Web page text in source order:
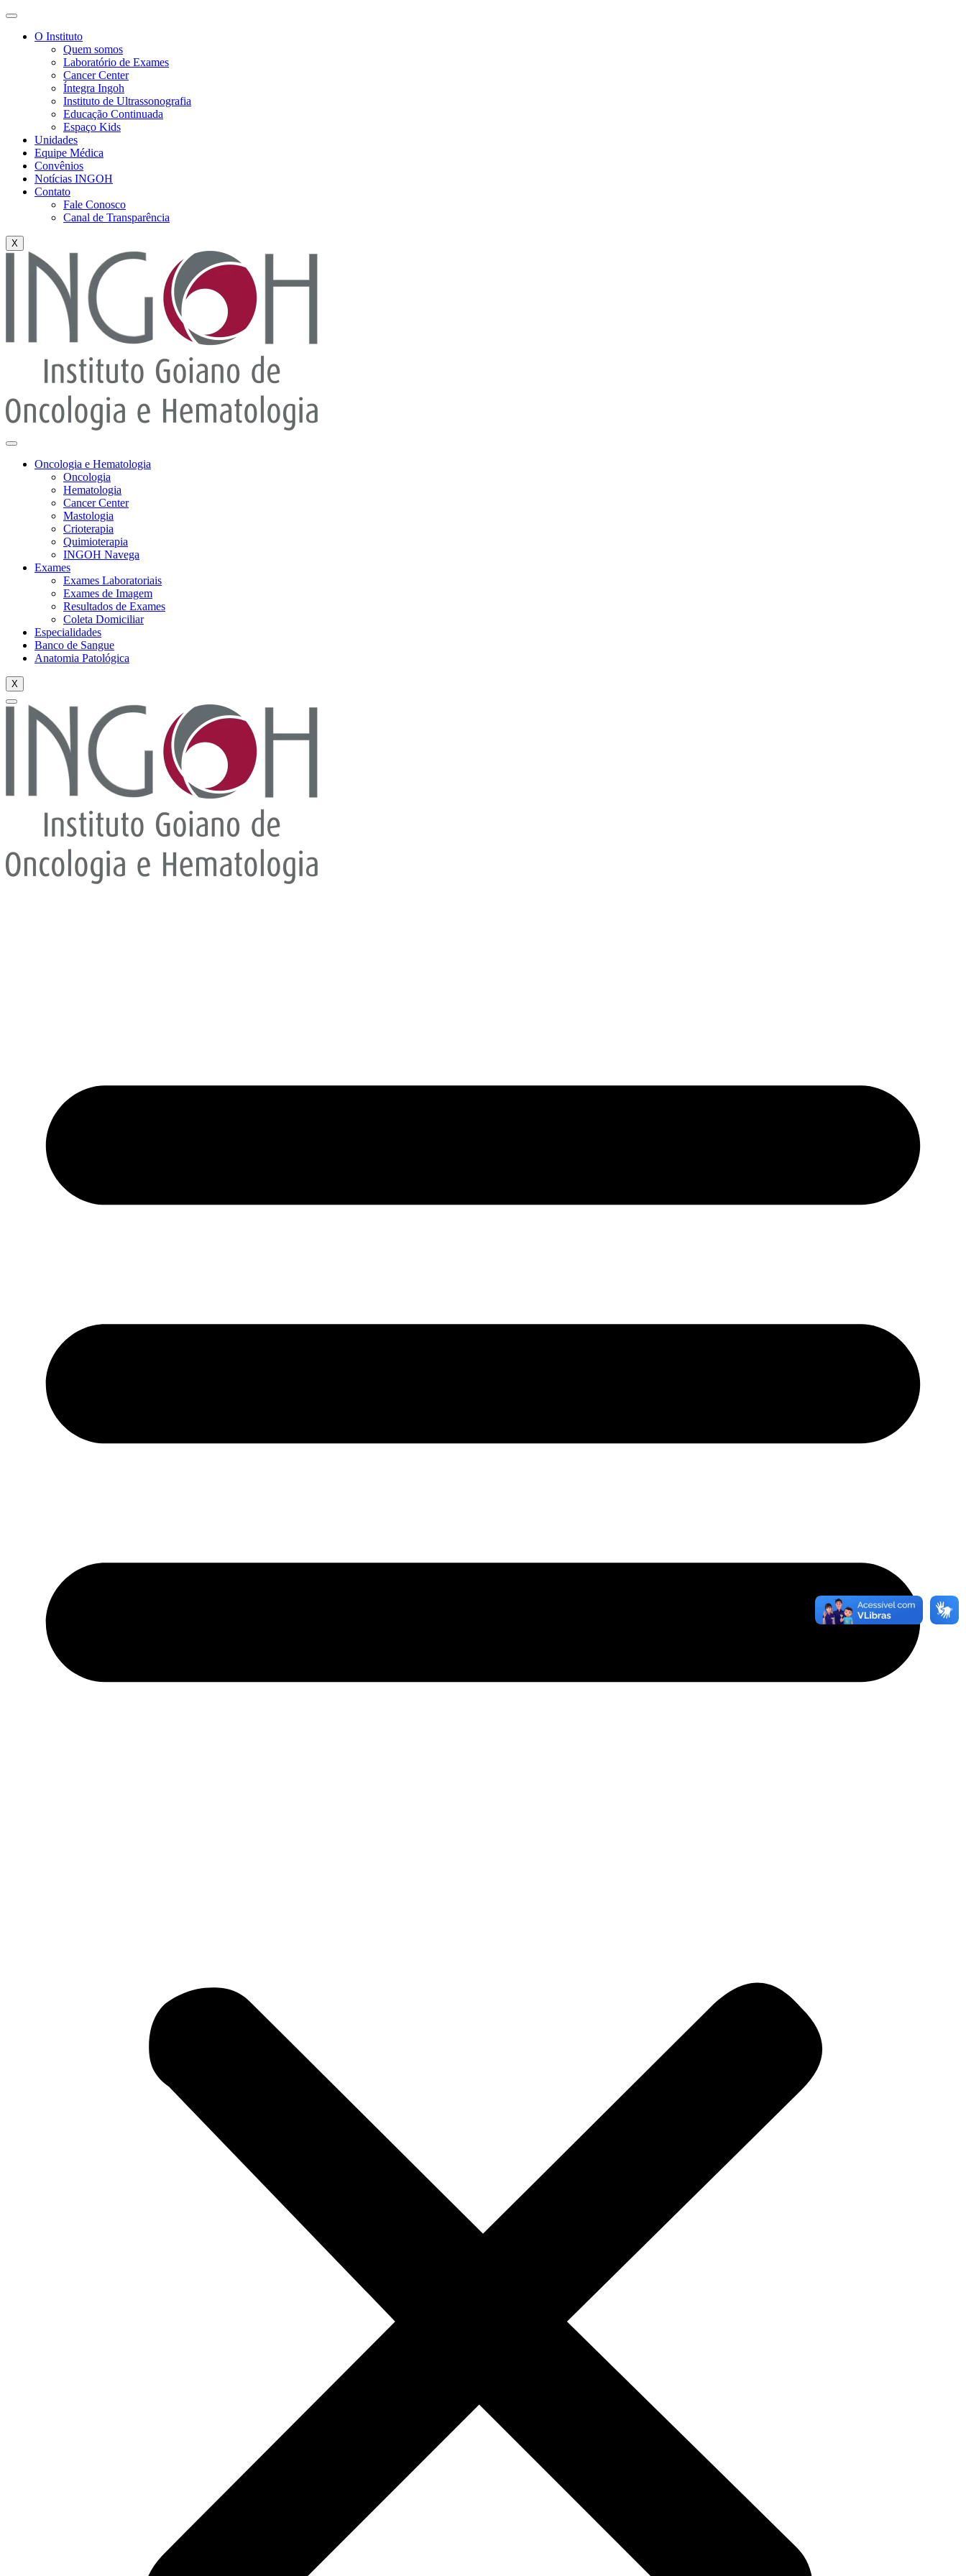
O Instituto
Quem somos
Laboratório de Exames
Cancer Center
Íntegra Ingoh
Instituto de Ultrassonografia
Educação Continuada
Espaço Kids
Unidades
Equipe Médica
Convênios
Notícias INGOH
Contato
Fale Conosco
Canal de Transparência
X
Oncologia e Hematologia
Oncologia
Hematologia
Cancer Center
Mastologia
Crioterapia
Quimioterapia
INGOH Navega
Exames
Exames Laboratoriais
Exames de Imagem
Resultados de Exames
Coleta Domiciliar
Especialidades
Banco de Sangue
Anatomia Patológica
X